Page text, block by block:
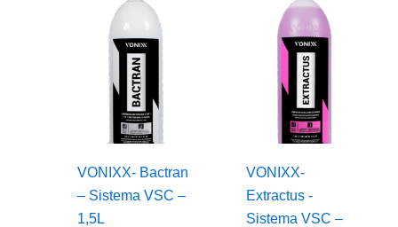
VONIXX- Bactran
– Sistema VSC –
1,5L
VONIXX-
Extractus -
Sistema VSC –